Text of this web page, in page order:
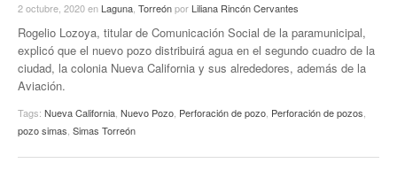
2 octubre, 2020en Laguna, Torreónpor Liliana Rincón Cervantes
Rogelio Lozoya, titular de Comunicación Social de la paramunicipal,
explicó que el nuevo pozo distribuirá agua en el segundo cuadro de la
ciudad, la colonia Nueva California y sus alrededores, además de la
Aviación.
Tags: Nueva California, Nuevo Pozo, Perforación de pozo, Perforación de pozos,
pozo simas, Simas Torreón